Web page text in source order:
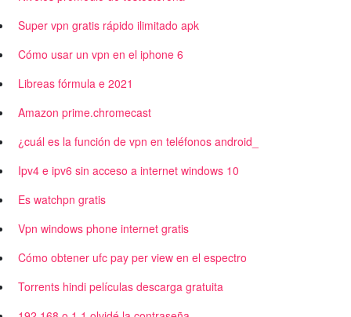
Super vpn gratis rápido ilimitado apk
Cómo usar un vpn en el iphone 6
Libreas fórmula e 2021
Amazon prime.chromecast
¿cuál es la función de vpn en teléfonos android_
Ipv4 e ipv6 sin acceso a internet windows 10
Es watchpn gratis
Vpn windows phone internet gratis
Cómo obtener ufc pay per view en el espectro
Torrents hindi películas descarga gratuita